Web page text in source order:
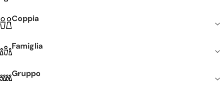
Coppia
Famiglia
Gruppo